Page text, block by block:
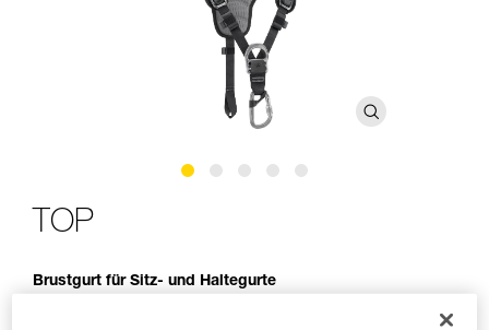
TOP
Brustgurt für Sitz- und Haltegurte